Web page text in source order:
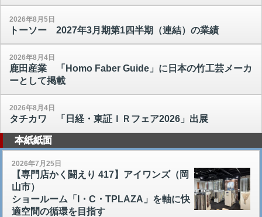
2026年8月5日
トーソー 2027年3月期第1四半期（連結）の業績
2026年8月4日
鹿田産業 「Homo Faber Guide」に日本の竹工芸メーカ
ーとして掲載
2026年8月4日
タチカワ 「日経・東証ＩＲフェア2026」出展
本紙紙面
2026年7月25日
【専門店かく闘えり 417】アイワンズ（岡
山市）
ショールーム「I・C・TPLAZA」を軸に快
適空間の循環を目指す